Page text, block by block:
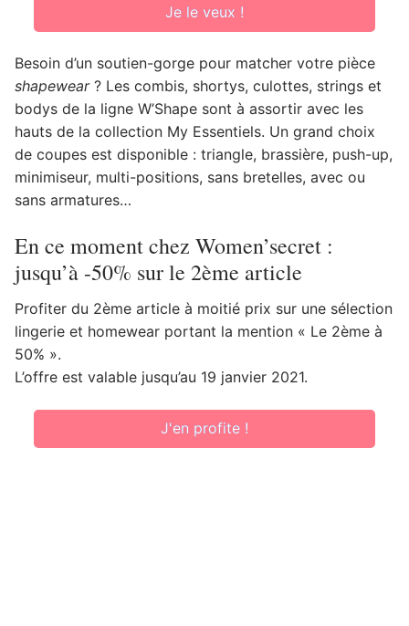
Je le veux !
Besoin d’un soutien-gorge pour matcher votre pièce
shapewear? Les combis, shortys, culottes, strings et
bodys de la ligne W’Shape sont à assortir avec les
hauts de la collection My Essentiels. Un grand choix
de coupes est disponible : triangle, brassière, push-up,
minimiseur, multi-positions, sans bretelles, avec ou
sans armatures…
En ce moment chez Women’secret :
jusqu’à -50% sur le 2ème article
Profiter du 2ème article à moitié prix sur une sélection
lingerie et homewear portant la mention « Le 2ème à
50% ».
L’offre est valable jusqu’au 19 janvier 2021.
J'en profite !